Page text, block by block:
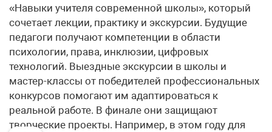
«Навыки учителя современной школы», который
сочетает лекции, практику и экскурсии. Будущие
педагоги получают компетенции в области
психологии, права, инклюзии, цифровых
технологий. Выездные экскурсии в школы и
мастер-классы от победителей профессиональных
конкурсов помогают им адаптироваться к
реальной работе. В финале они защищают
творческие проекты. Например, в этом году для